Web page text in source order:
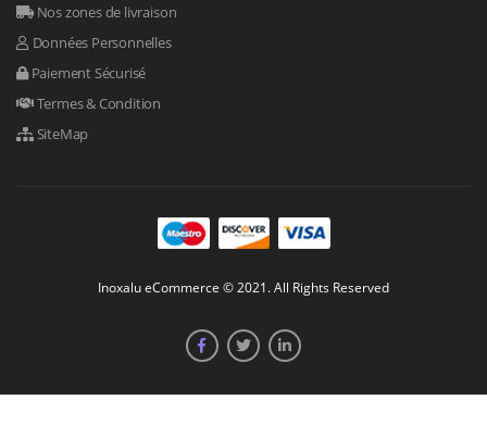
Nos zones de livraison
Données Personnelles
Paiement Sécurisé
Termes & Condition
SiteMap
Inoxalu eCommerce © 2021. All Rights Reserved